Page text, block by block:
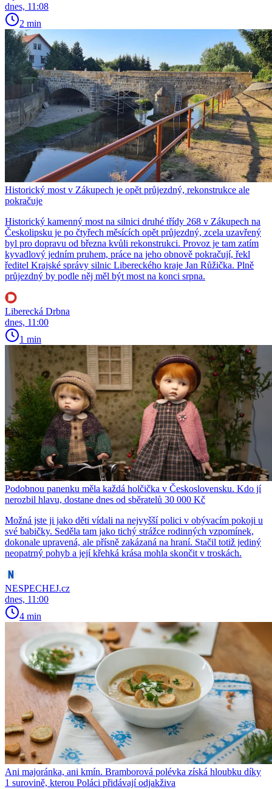
dnes, 11:08
2 min
Historický most v Zákupech je opět průjezdný, rekonstrukce ale
pokračuje
Historický kamenný most na silnici druhé třídy 268 v Zákupech na
Českolipsku je po čtyřech měsících opět průjezdný, zcela uzavřený
byl pro dopravu od března kvůli rekonstrukci. Provoz je tam zatím
kyvadlový jedním pruhem, práce na jeho obnově pokračují, řekl
ředitel Krajské správy silnic Libereckého kraje Jan Růžička. Plně
průjezdný by podle něj měl být most na konci srpna.
Liberecká Drbna
dnes, 11:00
1 min
Podobnou panenku měla každá holčička v Československu. Kdo jí
nerozbil hlavu, dostane dnes od sběratelů 30 000 Kč
Možná jste ji jako děti vídali na nejvyšší polici v obývacím pokoji u
své babičky. Seděla tam jako tichý strážce rodinných vzpomínek,
dokonale upravená, ale přísně zakázaná na hraní. Stačil totiž jediný
neopatrný pohyb a její křehká krása mohla skončit v troskách.
NESPECHEJ.cz
dnes, 11:00
4 min
Ani majoránka, ani kmín. Bramborová polévka získá hloubku díky
1 surovině, kterou Poláci přidávají odjakživa